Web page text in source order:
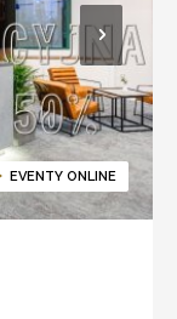
EVENTY ONLINE